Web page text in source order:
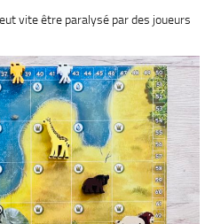
vite être paralysé par des joueurs